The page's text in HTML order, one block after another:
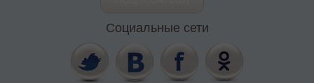
Социальные сети